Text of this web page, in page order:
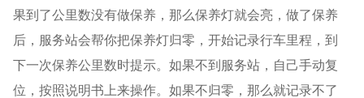
果到了公里数没有做保养，那么保养灯就会亮，做了保养
后，服务站会帮你把保养灯归零，开始记录行车里程，到
下一次保养公里数时提示。如果不到服务站，自己手动复
位，按照说明书上来操作。如果不归零，那么就记录不了